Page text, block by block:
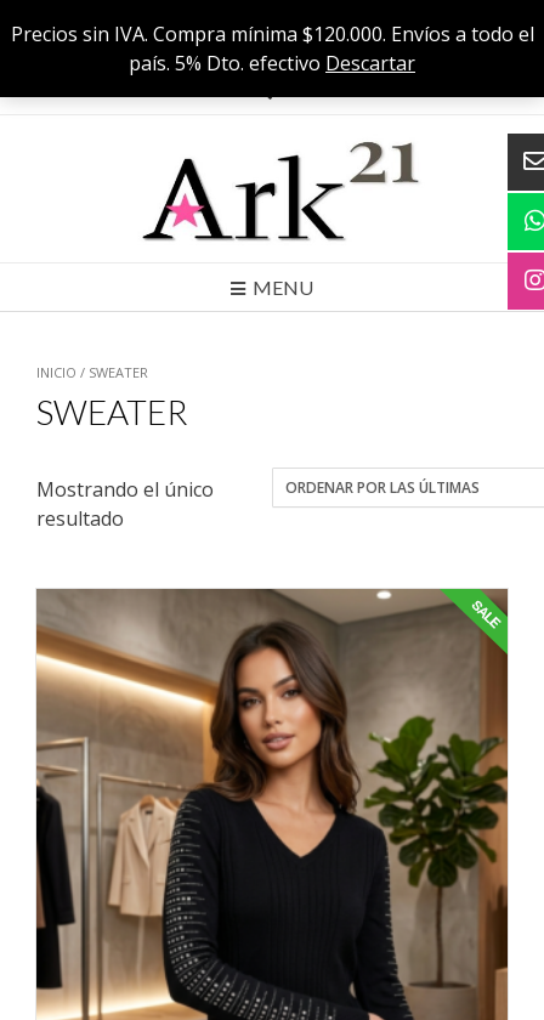
to
Cuenca 556 C, CABA
Precios sin IVA. Compra mínima $120000. Envíos a todo el país. 5% Dto.
efectivo
MENU
INICIO / SWEATER
SWEATER
Mostrando el único
resultado
Precios sin IVA. Compra mínima $120.000. Envíos a todo el
país. 5% Dto. efectivo Descartar